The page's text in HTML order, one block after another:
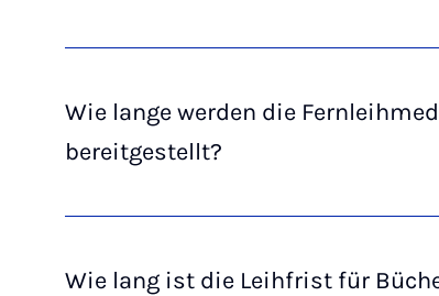
Wie lange werden die
bereitgestellt?
Wie lang ist die Leihfrist für